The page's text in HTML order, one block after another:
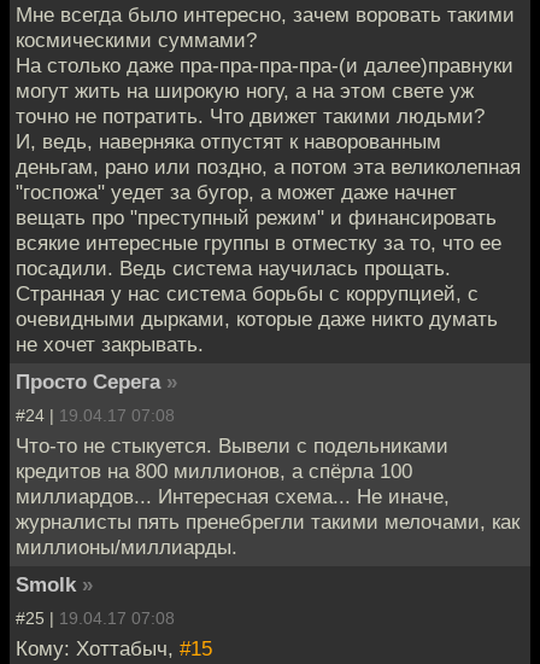
Мне всегда было интересно, зачем воровать такими
космическими суммами?
На столько даже пра-пра-пра-пра-(и далее)правнуки
могут жить на широкую ногу, а на этом свете уж
точно не потратить. Что движет такими людьми?
И, ведь, наверняка отпустят к наворованным
деньгам, рано или поздно, а потом эта великолепная
"госпожа" уедет за бугор, а может даже начнет
вещать про "преступный режим" и финансировать
всякие интересные группы в отместку за то, что ее
посадили. Ведь система научилась прощать.
Странная у нас система борьбы с коррупцией, с
очевидными дырками, которые даже никто думать
не хочет закрывать.
Просто Серега »
#24 | 19.04.17 07:08
Что-то не стыкуется. Вывели с подельниками
кредитов на 800 миллионов, а спёрла 100
миллиардов... Интересная схема... Не иначе,
журналисты пять пренебрегли такими мелочами, как
миллионы/миллиарды.
Smolk »
#25 | 19.04.17 07:08
Кому: Хоттабыч, #15